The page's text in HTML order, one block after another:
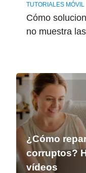
TUTORIALES MÓVIL
Cómo
no muestra
¿Cómo
corruptos?
vídeos